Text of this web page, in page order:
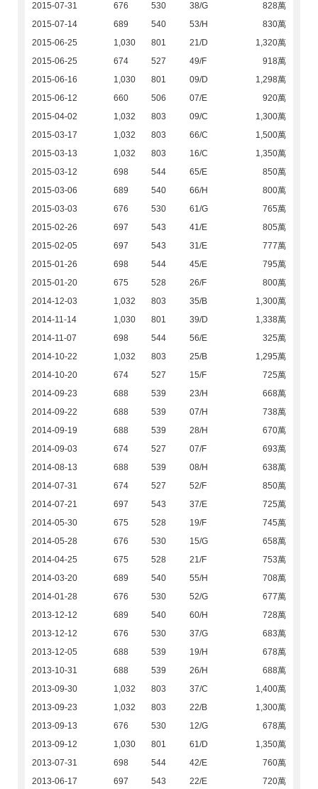
2015-07-31
676 530 38/G
828萬
2015-07-14
689 540 53/H
830萬
2015-06-25
1,030 801 21/D
1,320萬
2015-06-25
674 527 49/F
918萬
2015-06-16
1,030 801 09/D
1,298萬
2015-06-12
660 506 07/E
920萬
2015-04-02
1,032 803 09/C
1,300萬
2015-03-17
1,032 803 66/C
1,500萬
2015-03-13
1,032 803 16/C
1,350萬
2015-03-12
698 544 65/E
850萬
2015-03-06
689 540 66/H
800萬
2015-03-03
676 530 61/G
765萬
2015-02-26
697 543 41/E
805萬
2015-02-05
697 543 31/E
777萬
2015-01-26
698 544 45/E
795萬
2015-01-20
675 528 26/F
800萬
2014-12-03
1,032 803 35/B
1,300萬
2014-11-14
1,030 801 39/D
1,338萬
2014-11-07
698 544 56/E
325萬
2014-10-22
1,032 803 25/B
1,295萬
2014-10-20
674 527 15/F
725萬
2014-09-23
688 539 23/H
668萬
2014-09-22
688 539 07/H
738萬
2014-09-19
688 539 28/H
670萬
2014-09-03
674 527 07/F
693萬
2014-08-13
688 539 08/H
638萬
2014-07-31
674 527 52/F
850萬
2014-07-21
697 543 37/E
725萬
2014-05-30
675 528 19/F
745萬
2014-05-28
676 530 15/G
658萬
2014-04-25
675 528 21/F
753萬
2014-03-20
689 540 55/H
708萬
2014-01-28
676 530 52/G
677萬
2013-12-12
689 540 60/H
728萬
2013-12-12
676 530 37/G
683萬
2013-12-05
688 539 19/H
678萬
2013-10-31
688 539 26/H
688萬
2013-09-30
1,032 803 37/C
1,400萬
2013-09-23
1,032 803 22/B
1,300萬
2013-09-13
676 530 12/G
678萬
2013-09-12
1,030 801 61/D
1,350萬
2013-07-31
698 544 42/E
760萬
2013-06-17
697 543 22/E 720萬